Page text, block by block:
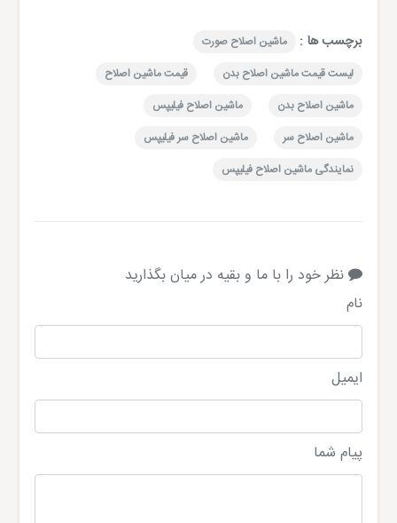
برچسب ها :
ماشین اصلاح صورت
لیست قیمت ماشین اصلاح بدن
قیمت ماشین اصلاح
ماشین اصلاح بدن
ماشین اصلاح فیلیپس
ماشین اصلاح سر
ماشین اصلاح سر فیلیپس
نمایندگی ماشین اصلاح فیلیپس
نظر خود را با ما و بقیه در میان بگذارید
نام
ایمیل
پیام شما